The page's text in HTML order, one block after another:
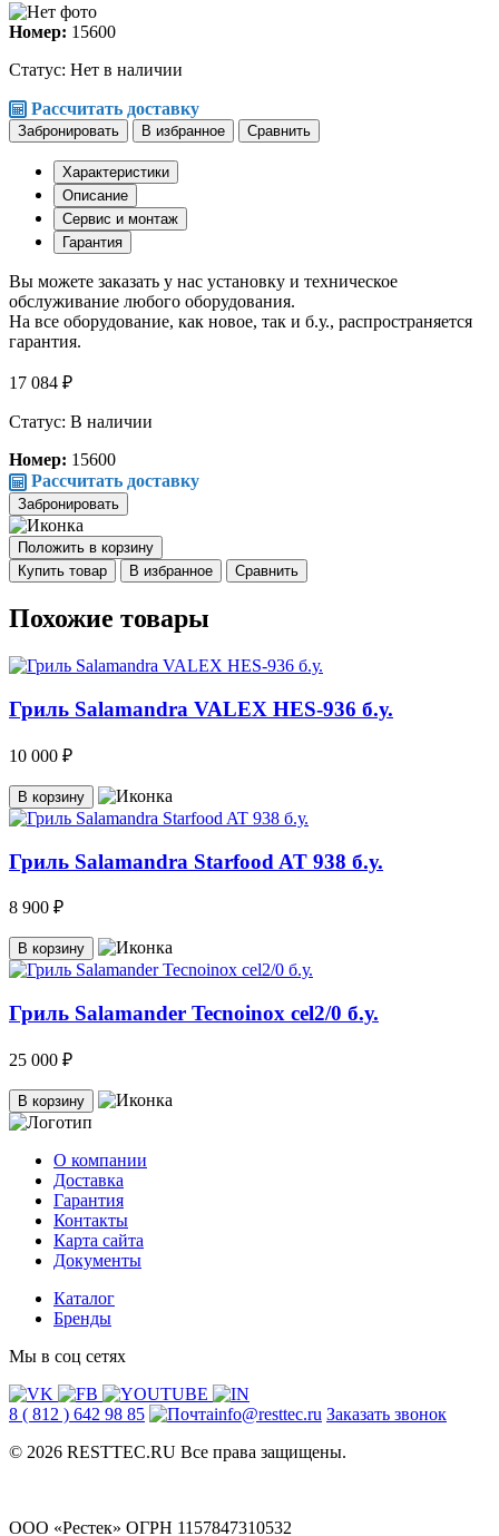
Номер: 15600
Статус: Нет в наличии
Рассчитать доставку
Забронировать В избранное Сравнить
Характеристики
Описание
Сервис и монтаж
Гарантия
Вы можете заказать у нас установку и техническое
обслуживание любого оборудования.
На все оборудование, как новое, так и б.у., распространяется
гарантия.
17 084 ₽
Статус: В наличии
Номер: 15600
Рассчитать доставку
Забронировать
Положить в корзину
Купить товар
В избранное Сравнить
Похожие товары
Гриль Salamandra VALEX HES-936 б.у.
10 000 ₽
В корзину
Гриль Salamandra Starfood AT 938 б.у.
8 900 ₽
В корзину
Гриль Salamander Tecnoinox cel2/0 б.у.
25 000 ₽
В корзину
О компании
Доставка
Гарантия
Контакты
Карта сайта
Документы
Каталог
Бренды
Мы в соц сетях
8 ( 812 ) 642 98 85 info@resttec.ru Заказать звонок
© 2026 RESTTEC.RU Все права защищены.
ООО «Рестек» ОГРН 1157847310532